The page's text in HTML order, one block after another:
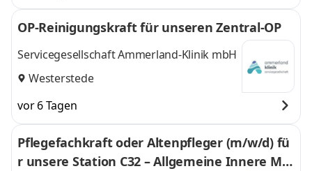
OP-Reinigungskraft für unseren Zentral-OP
Servicegesellschaft Ammerland-Klinik mbH
Westerstede
vor 6 Tagen
Pflegefachkraft oder Altenpfleger (m/w/d) fü
r unsere Station C32 – Allgemeine Innere Me